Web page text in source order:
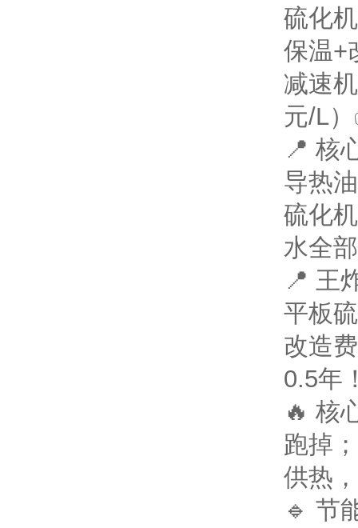
硫化
保温+
减速
元/L）
📍 核
导热
硫化
水全
📍 王
平板
改造
0.5年
🔥 核
跑掉
供热
🔹 节